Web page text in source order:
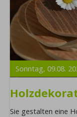
Sonntag,09.08.
Sie gestalten eine